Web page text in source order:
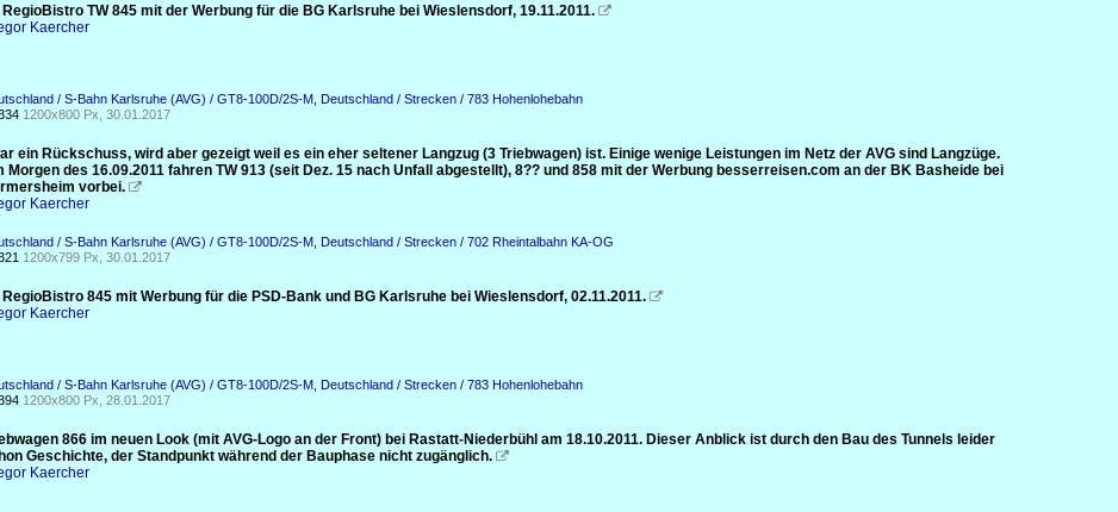
RegioBistro TW 845 mit der Werbung für die BG Karlsruhe bei Wieslensdorf, 19.11.2011. 
Kaercher
/ S-Bahn Karlsruhe (AVG) / GT8-100D/2S-M Deutschland / Strecken / 783 Hohenlohebahn
1200x800 Px, 30.01.2017
ein Rückschuss, wird aber gezeigt weil es ein eher seltener Langzug (3 Triebwagen) ist. Einige wenige Leistungen im Netz der AVG sind Langzüge.
Morgen des 16.09.2011 fahren TW 913 (seit Dez. 15 nach Unfall abgestellt), 8?? und 858 mit der Werbung besserreisen.com an der BK Basheide bei
vorbei. 
Kaercher
/ S-Bahn Karlsruhe (AVG) / GT8-100D/2S-M Deutschland / Strecken / 702 Rheintalbahn KA-OG
1200x799 Px, 30.01.2017
RegioBistro 845 mit Werbung für die PSD-Bank und BG Karlsruhe bei Wieslensdorf, 02.11.2011. 
Kaercher
/ S-Bahn Karlsruhe (AVG) / GT8-100D/2S-M Deutschland / Strecken / 783 Hohenlohebahn
1200x800 Px, 28.01.2017
866 im neuen Look (mit AVG-Logo an der Front) bei Rastatt-Niederbühl am 18.10.2011. Dieser Anblick ist durch den Bau des Tunnels leider
Geschichte, der Standpunkt während der Bauphase nicht zugänglich. 
Kaercher